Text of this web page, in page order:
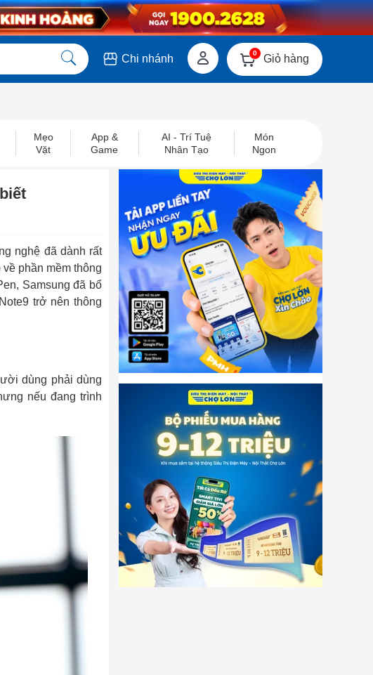
Chi nhánh 0 Giỏ hàng
Mẹo
Vặt
App &
Game
AI - Trí Tuệ
Nhân Tạo
Món
Ngon
nghệ đã dành rất
phần mềm thông
Samsung đã bổ
trở nên thông
dùng phải dùng
nếu đang trình